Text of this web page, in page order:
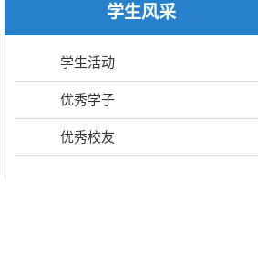
学生风采
学生活动
优秀学子
优秀校友